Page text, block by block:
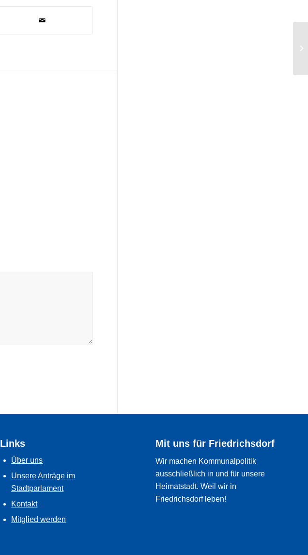
Links
Über uns
Unsere Anträge im
Stadtparlament
Kontakt
Mitglied werden
Mit uns für Friedrichsdorf
Wir machen Kommunalpolitik
ausschließlich in und für unsere
Heimatstadt. Weil wir in
Friedrichsdorf leben!